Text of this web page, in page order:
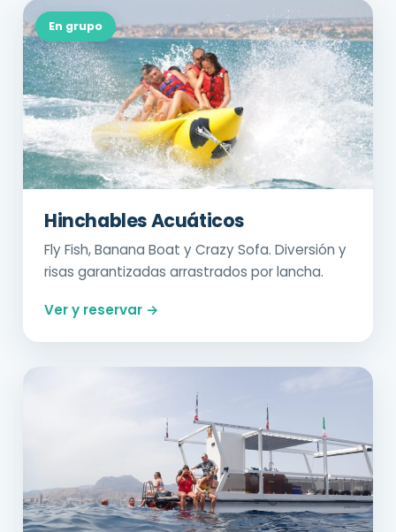
En grupo
Hinchables Acuáticos
Fly Fish, Banana Boat y Crazy Sofa. Diversión y
risas garantizadas arrastrados por lancha.
Ver y reservar →